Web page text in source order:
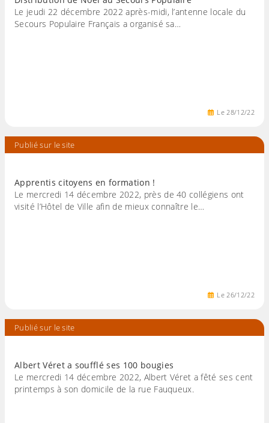
Le jeudi 22 décembre 2022 après-midi, l’antenne locale du
Secours Populaire Français a organisé sa…
Le28/12/22
Publié sur le site
Apprentis citoyens en formation !
Le mercredi 14 décembre 2022, près de 40 collégiens ont
visité l’Hôtel de Ville afin de mieux connaître le…
Le26/12/22
Publié sur le site
Albert Véret a soufflé ses 100 bougies
Le mercredi 14 décembre 2022, Albert Véret a fêté ses cent
printemps à son domicile de la rue Fauqueux.